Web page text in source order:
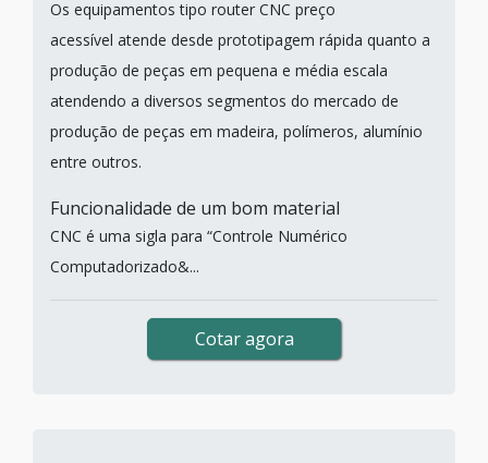
Os equipamentos tipo router CNC preço
acessível atende desde prototipagem rápida quanto a
produção de peças em pequena e média escala
atendendo a diversos segmentos do mercado de
produção de peças em madeira, polímeros, alumínio
entre outros.
Funcionalidade de um bom material
CNC é uma sigla para “Controle Numérico
Computadorizado&...
Cotar agora